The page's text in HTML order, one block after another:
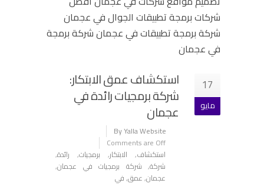
17
مايو
استكشاف عمق الابتكار:
شركة برمجيات رائدة في
عجمان
By Yalla Website
Comments are Off
استكشاف, الابتكار, برمجيات, رائدة,
شركة, شركة برمجيات في عجمان,
عجمان,عمق,في